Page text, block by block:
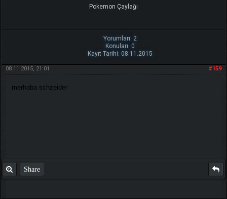
Pokemon Çaylağı
Yorumları: 2
Konuları: 0
Kayıt Tarihi: 08.11.2015
#159
08.11.2015, 21:01
merhaba schzeider
Share